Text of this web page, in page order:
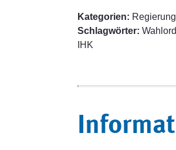
Kategorien:
Schlagwörter:
IHK